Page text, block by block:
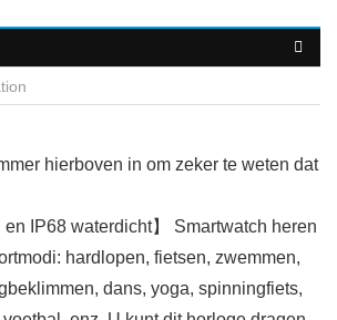
hierboven in om zeker te weten dat
en IP68 waterdicht】 Smartwatch heren
hardlopen, fietsen, zwemmen,
dans, yoga, spinningfiets,